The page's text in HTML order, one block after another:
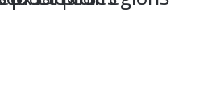
les 500 milliards de dirhams,
face au dollar et à l’euro